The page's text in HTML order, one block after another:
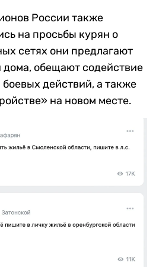
России также
на просьбы курян о
сетях они предлагают
обещают содействие
действий, а также
на новом месте.